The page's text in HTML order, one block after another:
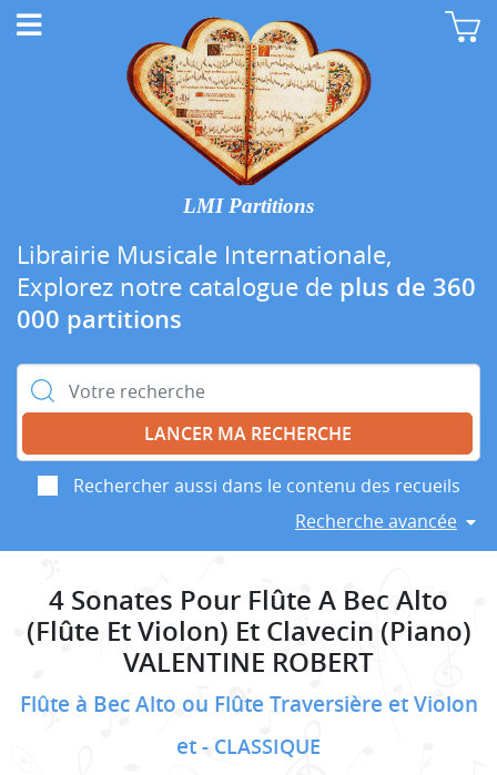
LMI Partitions
Librairie Musicale Internationale,
Explorez notre catalogue de plus de 360
000 partitions
Rechercher :
Rechercher aussi dans le contenu des recueils
Recherche avancée
4 Sonates Pour Flûte A Bec Alto
(Flûte Et Violon) Et Clavecin (Piano)
VALENTINE ROBERT
Flûte à Bec Alto ou Flûte Traversière et Violon
et
CLASSIQUE